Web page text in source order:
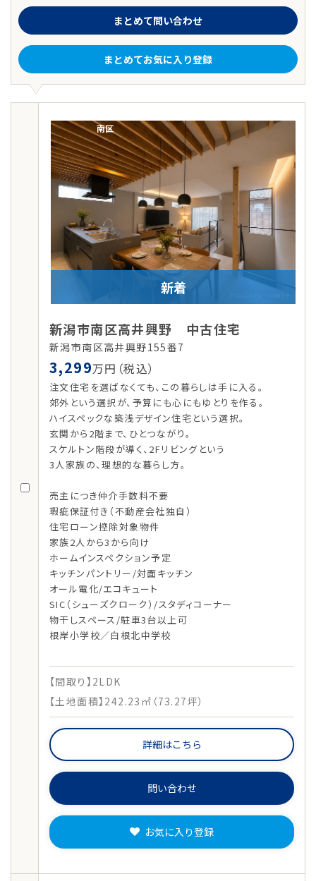
まとめて問い合わせ
まとめてお気に入り登録
南区
新着
新潟市南区高井興野 中古住宅
新潟市南区高井興野155番7
3,299万円（税込）
注文住宅を選ばなくても、この暮らしは手に入る。
郊外という選択が、予算にも心にもゆとりを作る。
ハイスペックな築浅デザイン住宅という選択。
玄関から2階まで、ひとつながり。
スケルトン階段が導く、2Fリビングという
3人家族の、理想的な暮らし方。
売主につき仲介手数料不要
瑕疵保証付き（不動産会社独自）
住宅ローン控除対象物件
家族2人から3から向け
ホームインスペクション予定
キッチンパントリー/対面キッチン
オール電化/エコキュート
SIC（シューズクローク）/スタディコーナー
物干しスペース/駐車3台以上可
根岸小学校／白根北中学校
【間取り】2LDK
【土地面積】242.23㎡（73.27坪）
詳細はこちら
問い合わせ
お気に入り登録